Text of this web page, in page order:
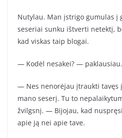
Nutylau. Man įstrigo gumulas į
seseriai sunku ištverti netektį,
kad viskas taip blogai.
— Kodėl nesakei? — paklausiau.
— Nes nenorėjau įtraukti tavęs
mano seserį. Tu to
žvilgsnį. — Bijojau, kad
apie ją nei apie tave.